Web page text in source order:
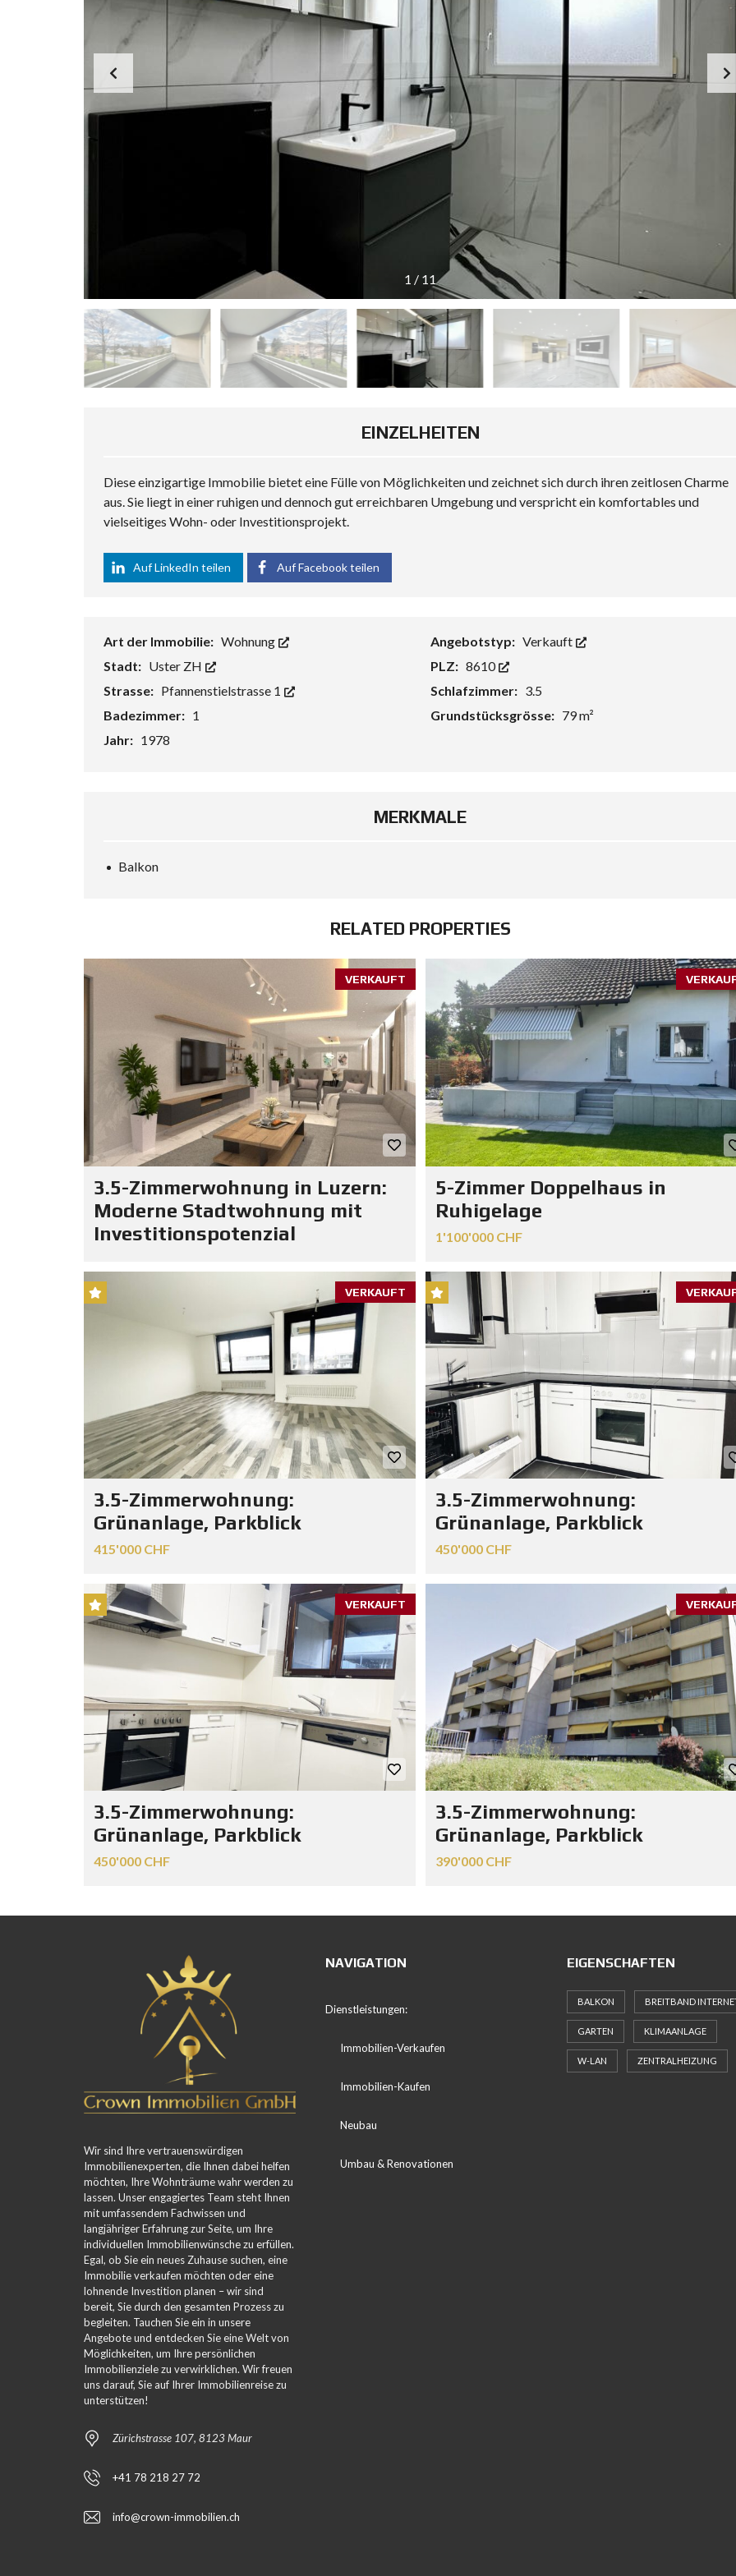
F
E
N
M
I
L
E
N
E
U
B
U
/
E
O
V
A
E
1 / 11
EINZELHEITEN
Diese einzigartige Immobilie bietet eine Fülle von Möglichkeiten und zeichnet sich durch ihren zeitlosen Charme
aus. Sie liegt in einer ruhigen und dennoch gut erreichbaren Umgebung und verspricht ein komfortables und
vielseitiges Wohn- oder Investitionsprojekt.
Auf LinkedIn teilen Auf Facebook teilen
Art der Immobilie: Wohnung Angebotstyp: Verkauft
Stadt: Uster ZH PLZ: 8610
Strasse: Pfannenstielstrasse 1 Schlafzimmer: 3.5
Badezimmer: 1 Grundstücksgrösse: 79 m²
Jahr: 1978
MERKMALE
Balkon
RELATED PROPERTIES
VERKAUFT
3.5-Zimmerwohnung in Luzern:
Moderne Stadtwohnung mit
Investitionspotenzial
5-Zimmer Doppelhaus in
Ruhigelage
1'100'000 CHF
VERKAUFT
3.5-Zimmerwohnung:
Grünanlage, Parkblick
415'000 CHF
3.5-Zimmerwohnung:
Grünanlage, Parkblick
450'000 CHF
VERKAUFT
3.5-Zimmerwohnung:
Grünanlage, Parkblick
450'000 CHF
3.5-Zimmerwohnung:
Grünanlage, Parkblick
390'000 CHF
Wir sind Ihre vertrauenswürdigen
Immobilienexperten, die Ihnen dabei helfen
möchten, Ihre Wohnträume wahr werden zu
lassen. Unser engagiertes Team steht Ihnen
mit umfassendem Fachwissen und
langjähriger Erfahrung zur Seite, um Ihre
individuellen Immobilienwünsche zu erfüllen.
Egal, ob Sie ein neues Zuhause suchen, eine
Immobilie verkaufen möchten oder eine
lohnende Investition planen – wir sind
bereit, Sie durch den gesamten Prozess zu
begleiten. Tauchen Sie ein in unsere
Angebote und entdecken Sie eine Welt von
Möglichkeiten, um Ihre persönlichen
Immobilienziele zu verwirklichen. Wir freuen
uns darauf, Sie auf Ihrer Immobilienreise zu
unterstützen!
Zürichstrasse 107, 8123 Maur
+41 78 218 27 72
info@crown-immobilien.ch
NAVIGATION
Dienstleistungen:
Immobilien-Verkaufen
Immobilien-Kaufen
Neubau
Umbau & Renovationen
EIGENSCHAFTEN
BALKON BREITBAND
GARTEN KLIMAANLAGE
W-LAN ZENTRALHEIZUNG